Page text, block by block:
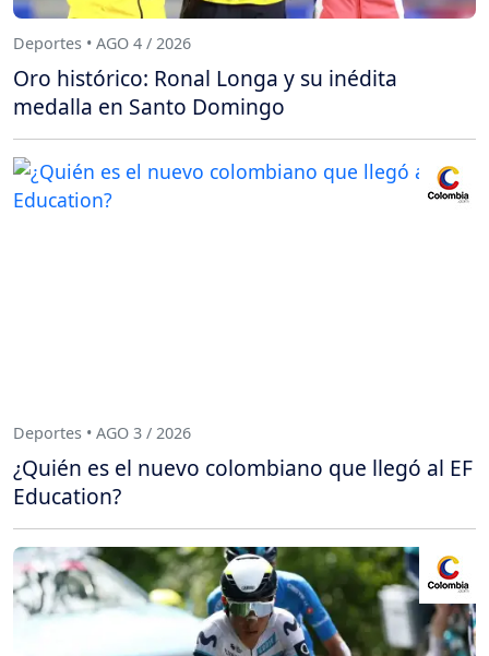
Deportes • AGO 4 / 2026
Oro histórico: Ronal Longa y su inédita
medalla en Santo Domingo
Deportes • AGO 3 / 2026
¿Quién es el nuevo colombiano que llegó al EF
Education?